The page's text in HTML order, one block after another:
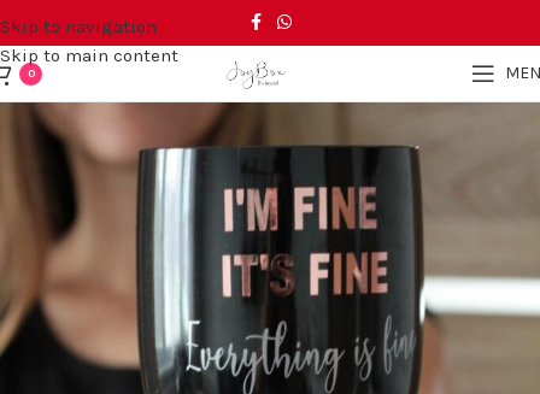
Skip to navigation
Skip to main content
0